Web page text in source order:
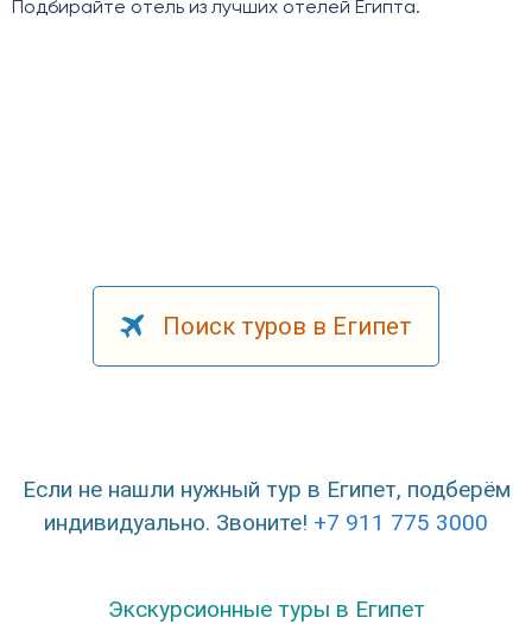
Подбирайте отель из лучших отелей Египта.
Поиск туров в Египет
Если не нашли нужный тур в Египет, подберём
индивидуально. Звоните! +7 911 775 3000
Экскурсионные туры в Египет